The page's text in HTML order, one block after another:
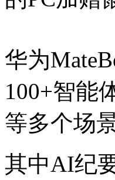
华为
100+智能
等多个场景
其中AI纪